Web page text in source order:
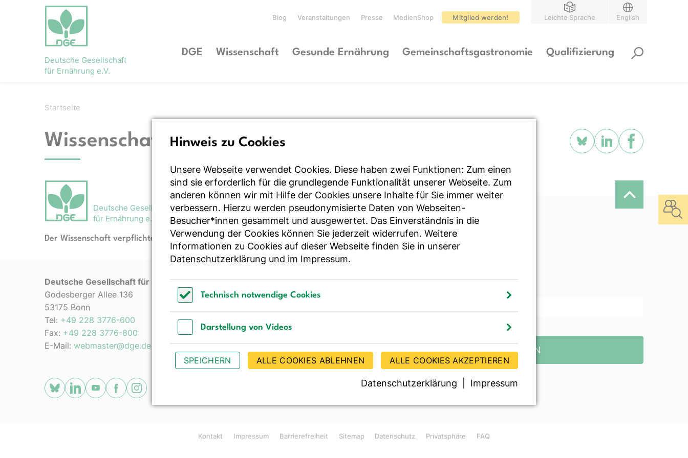
Deutsche Gesellschaft
für Ernährung e.V.
Blog Veranstaltungen Presse MedienShop Mitglied werden! Leichte Sprache English
DGE Wissenschaft Gesunde Ernährung Gemeinschaftsgastronomie Qualifizierung
Startseite
Wissenschaft
Deutsche Gesellschaft
für Ernährung e.V.
Der Wissenschaft verpflichtet - Ihre Partnerin für Essen und Trinken
Deutsche Gesellschaft für Ernährung e. V.
Godesberger Allee 136
53175 Bonn
Tel: +49 228 3776-600
Fax: +49 228 3776-800
E-Mail: webmaster@dge.de
[socialLinksTitle]
Instagram
JETZT ABONNIEREN
Kontakt Impressum Barrierefreiheit Sitemap Datenschutz Privatsphäre FAQ
Hinweis zu Cookies
Unsere Webseite verwendet Cookies. Diese haben zwei Funktionen: Zum einen
sind sie erforderlich für die grundlegende Funktionalität unserer Webseite. Zum
anderen können wir mit Hilfe der Cookies unsere Inhalte für Sie immer weiter
verbessern. Hierzu werden pseudonymisierte Daten von Webseiten-
Besucher*innen gesammelt und ausgewertet. Das Einverständnis in die
Verwendung der Cookies können Sie jederzeit widerrufen. Weitere
Informationen zu Cookies auf dieser Webseite finden Sie in unserer
Datenschutzerklärung und im Impressum.
Technisch notwendige Cookies
Darstellung von Videos
SPEICHERN
ALLE COOKIES ABLEHNEN ALLE COOKIES AKZEPTIEREN
Datenschutzerklärung Impressum